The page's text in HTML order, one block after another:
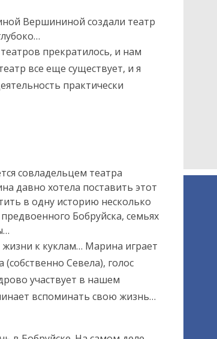
Вершининой создали театр
прекратилось, и нам
все еще существует, и я
практически
совладельцем театра
давно хотела поставить этот
в одну историю несколько
Бобруйска, семьях
к куклам… Марина играет
Севела), голос
участвует в нашем
вспоминать свою жизнь…